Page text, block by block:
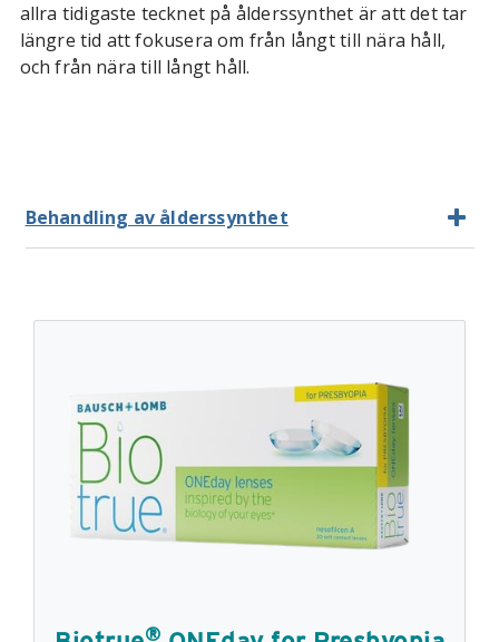
allra tidigaste tecknet på ålderssynthet är att det tar
längre tid att fokusera om från långt till nära håll,
och från nära till långt håll.
Behandling av ålderssynthet
®